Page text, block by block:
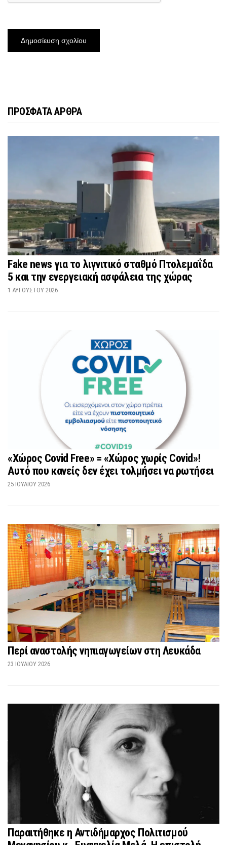
ΠΡΟΣΦΑΤΑ ΑΡΘΡΑ
Fake news για το λιγνιτικό σταθμό Πτολεμαΐδα
5 και την ενεργειακή ασφάλεια της χώρας
1 ΑΥΓΟΎΣΤΟΥ 2026
«Χώρος Covid Free» = «Χώρος χωρίς Covid»!
Αυτό που κανείς δεν έχει τολμήσει να ρωτήσει
25 ΙΟΥΛΊΟΥ 2026
Περί αναστολής νηπιαγωγείων στη Λευκάδα
23 ΙΟΥΛΊΟΥ 2026
Παραιτήθηκε η Αντιδήμαρχος Πολιτισμού